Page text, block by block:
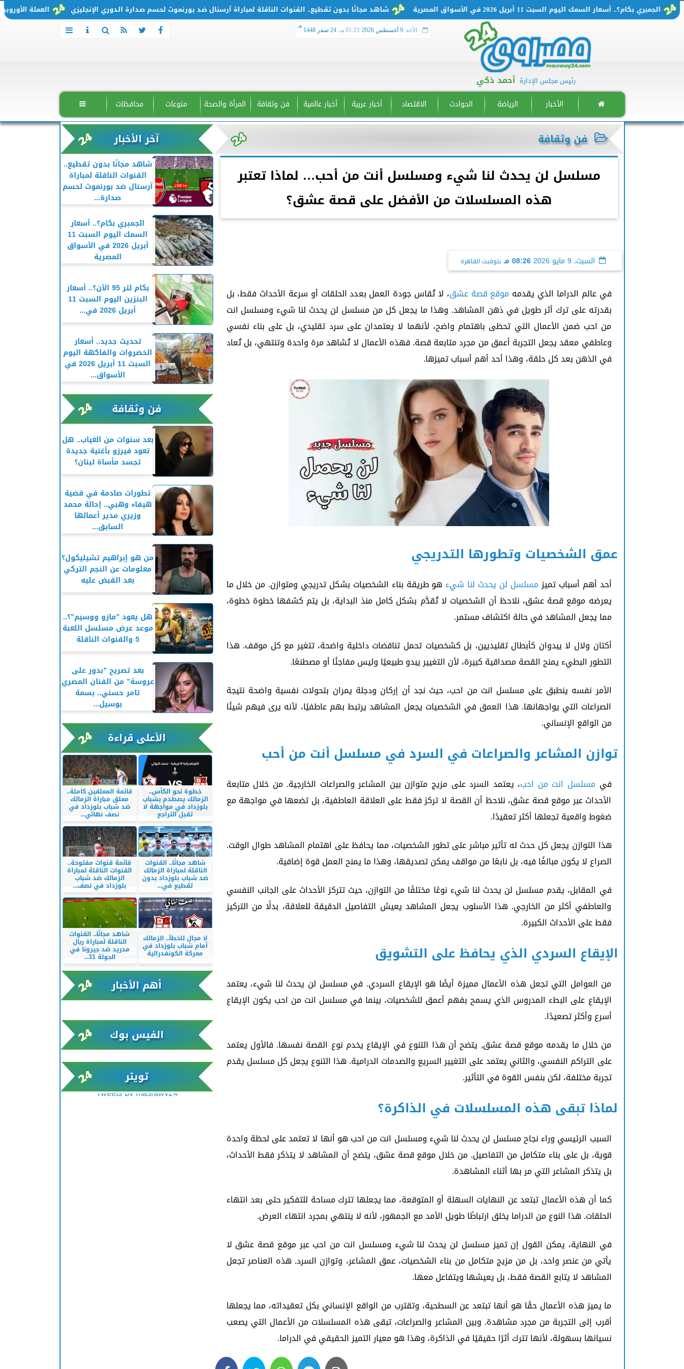
العملة الأوروبية تتحرك من جديد.. شاهد مجانًا بدون تقطيع.. القنوات الناقلة لمباراة آرسنال ضد بورنموث لحسم صدارة الدوري الإنجليزي بكام؟.. أسعار السمك اليوم السبت 11 أبريل 2026 في الأسواق المصرية
رئيس مجلس الإدارة أحمد ذكي
الأحد 9 أغسطس 2026 01:23 مـ 24 صفر 1448
هـ
الأخبار الرياضة الحوادث الاقتصاد أخبار عربية أخبار عالمية فن وثقافة المرأة والصحة منوعات محافظات 
فن وثقافة
مسلسل لن يحدث لنا شيء ومسلسل أنت من أحب… لماذا تعتبر
هذه المسلسلات من الأفضل على قصة عشق؟
السبت، 9 مايو 2026 08:26 مـ بتوقيت القاهرة
في عالم الدراما الذي يقدمه موقع قصة عشق، لا تُقاس جودة العمل بعدد الحلقات أو سرعة الأحداث فقط، بل
بقدرته على ترك أثر طويل في ذهن المشاهد. وهذا ما يجعل كل من مسلسل لن يحدث لنا شيء ومسلسل انت
من احب ضمن الأعمال التي تحظى باهتمام واضح، لأنهما لا يعتمدان على سرد تقليدي، بل على بناء نفسي
وعاطفي معقد يجعل التجربة أعمق من مجرد متابعة قصة. فهذه الأعمال لا تُشاهد مرة واحدة وتنتهي، بل تُعاد
في الذهن بعد كل حلقة، وهذا أحد أهم أسباب تميزها.
عمق الشخصيات وتطورها التدريجي
أحد أهم أسباب تميزمسلسل لن يحدث لنا شيء هو طريقة بناء الشخصيات بشكل تدريجي ومتوازن. من خلال ما
يعرضه موقع قصة عشق، نلاحظ أن الشخصيات لا تُقدَّم بشكل كامل منذ البداية، بل يتم كشفها خطوة خطوة،
مما يجعل المشاهد في حالة اكتشاف مستمر.
أكتان ولال لا يبدوان كأبطال تقليديين، بل كشخصيات تحمل تناقضات داخلية واضحة، تتغير مع كل موقف. هذا
التطور البطيء يمنح القصة مصداقية كبيرة، لأن التغيير يبدو طبيعيًا وليس مفاجئًا أو مصطنعًا.
الأمر نفسه ينطبق على مسلسل انت من احب، حيث نجد أن إركان ودجلة يمران بتحولات نفسية واضحة نتيجة
الصراعات التي يواجهانها. هذا العمق في الشخصيات يجعل المشاهد يرتبط بهم عاطفيًا، لأنه يرى فيهم شيئًا
من الواقع الإنساني.
توازن المشاعر والصراعات في السرد في مسلسل أنت من أحب
فيمسلسل انت من احب، يعتمد السرد على مزيج متوازن بين المشاعر والصراعات الخارجية. من خلال متابعة
الأحداث عبر موقع قصة عشق، نلاحظ أن القصة لا تركز فقط على العلاقة العاطفية، بل تضعها في مواجهة مع
ضغوط واقعية تجعلها أكثر تعقيدًا.
هذا التوازن يجعل كل حدث له تأثير مباشر على تطور الشخصيات، مما يحافظ على اهتمام المشاهد طوال الوقت.
الصراع لا يكون مبالغًا فيه، بل نابعًا من مواقف يمكن تصديقها، وهذا ما يمنح العمل قوة إضافية.
في المقابل، يقدم مسلسل لن يحدث لنا شيء نوعًا مختلفًا من التوازن، حيث تتركز الأحداث على الجانب النفسي
والعاطفي أكثر من الخارجي. هذا الأسلوب يجعل المشاهد يعيش التفاصيل الدقيقة للعلاقة، بدلًا من التركيز
فقط على الأحداث الكبيرة.
الإيقاع السردي الذي يحافظ على التشويق
من العوامل التي تجعل هذه الأعمال مميزة أيضًا هو الإيقاع السردي. في مسلسل لن يحدث لنا شيء، يعتمد
الإيقاع على البطء المدروس الذي يسمح بفهم أعمق للشخصيات، بينما في مسلسل انت من احب يكون الإيقاع
أسرع وأكثر تصعيدًا.
من خلال ما يقدمه موقع قصة عشق, يتضح أن هذا التنوع في الإيقاع يخدم نوع القصة نفسها. فالأول يعتمد
على التراكم النفسي، والثاني يعتمد على التغيير السريع والصدمات الدرامية. هذا التنوع يجعل كل مسلسل يقدم
تجربة مختلفة، لكن بنفس القوة في التأثير.
لماذا تبقى هذه المسلسلات في الذاكرة؟
السبب الرئيسي وراء نجاح مسلسل لن يحدث لنا شيء ومسلسل انت من احب هو أنها لا تعتمد على لحظة واحدة
قوية، بل على بناء متكامل من التفاصيل. من خلال موقع قصة عشق، يتضح أن المشاهد لا يتذكر فقط الأحداث،
بل يتذكر المشاعر التي مر بها أثناء المشاهدة.
كما أن هذه الأعمال تبتعد عن النهايات السهلة أو المتوقعة، مما يجعلها تترك مساحة للتفكير حتى بعد انتهاء
الحلقات. هذا النوع من الدراما يخلق ارتباطًا طويل الأمد مع الجمهور، لأنه لا ينتهي بمجرد انتهاء العرض.
في النهاية، يمكن القول إن تميز مسلسل لن يحدث لنا شيء ومسلسل انت من احب عبر موقع قصة عشق لا
يأتي من عنصر واحد، بل من مزيج متكامل من بناء الشخصيات، عمق المشاعر، وتوازن السرد. هذه العناصر تجعل
المشاهد لا يتابع القصة فقط، بل يعيشها ويتفاعل معها.
ما يميز هذه الأعمال حقًا هو أنها تبتعد عن السطحية، وتقترب من الواقع الإنساني بكل تعقيداته، مما يجعلها
أقرب إلى التجربة من مجرد مشاهدة. وبين المشاعر والصراعات، تبقى هذه المسلسلات من الأعمال التي يصعب
نسيانها بسهولة، لأنها تترك أثرًا حقيقيًا في الذاكرة، وهذا هو معيار التميز الحقيقي في الدراما.
آخر الأخبار
شاهد مجانًا بدون تقطيع..
القنوات الناقلة لمباراة
آرسنال ضد بورنموث لحسم
صدارة...
الجمبري بكام؟.. أسعار
السمك اليوم السبت 11
أبريل 2026 في الأسواق
المصرية
بكام لتر 95 الآن؟.. أسعار
البنزين اليوم السبت 11
أبريل 2026 في...
تحديث جديد.. أسعار
الخضروات والفاكهة اليوم
السبت 11 أبريل 2026 في
الأسواق...
فن وثقافة
بعد سنوات من الغياب.. هل
تعود فيرزو بأغنية جديدة
تجسد مأساة لبنان؟
تطورات صادمة في قضية
هيفاء وهبي.. إحالة محمد
وزيري مدير أعمالها
السابق...
من هو إبراهيم تشيليكول؟
معلومات عن النجم التركي
بعد القبض عليه
هل يعود ”مازو ووسيم”؟..
موعد عرض مسلسل اللعبة
5 والقنوات الناقلة
بعد تصريح ”بدور على
عروسة” من الفنان المصري
تامر حسني.. بسمة
بوسيل...
الأعلى قراءة
خطوة نحو الكأس..
الزمالك يصطدم بشباب
بلوزداد في مواجهة لا
تقبل التراجع
قائمة المعلقين كاملة..
معلق مباراة الزمالك
ضد شباب بلوزداد في
نصف نهائي...
شاهد مجانًا.. القنوات
الناقلة لمباراة الزمالك
ضد شباب بلوزداد بدون
تقطيع في...
قائمة قنوات مفتوحة..
القنوات الناقلة لمباراة
الزمالك ضد شباب
بلوزداد في نصف...
لا مجال للخطأ.. الزمالك
أمام شباب بلوزداد في
معركة الكونفدرالية
شاهد مجانًا.. القنوات
الناقلة لمباراة ريال
مدريد ضد جيرونا في
الجولة 31...
أهم الأخبار
الفيس بوك
تويتر
Tweets by masrawy24